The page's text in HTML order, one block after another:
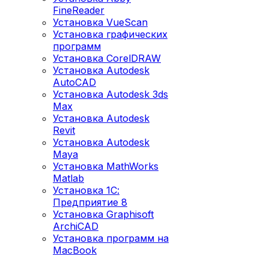
FineReader
Установка VueScan
Установка графических
программ
Установка CorelDRAW
Установка Autodesk
AutoCAD
Установка Autodesk 3ds
Max
Установка Autodesk
Revit
Установка Autodesk
Maya
Установка MathWorks
Matlab
Установка 1С:
Предприятие 8
Установка Graphisoft
ArchiCAD
Установка программ на
MacBook